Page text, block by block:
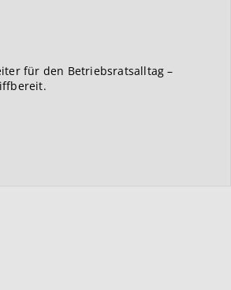
für den Betriebsratsalltag –